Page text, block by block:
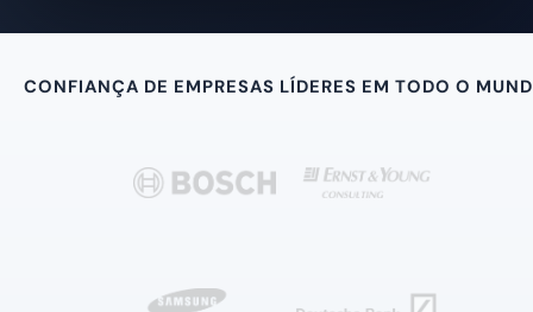
CONFIANÇA DE EMPRESAS LÍDERES EM TODO O